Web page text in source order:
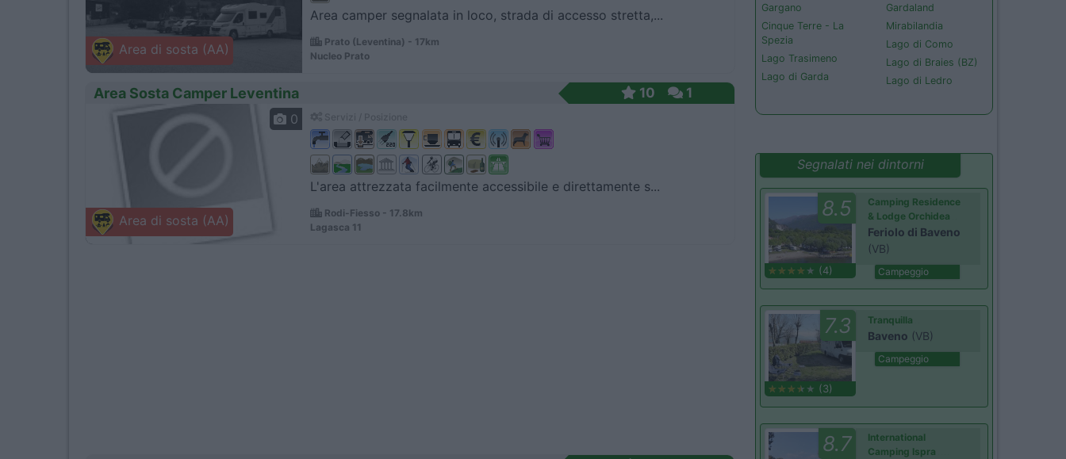
Area di sosta (AA)
Area camper segnalata in loco, strada di accesso stretta,...
Prato (Leventina) - 17km
Nucleo Prato
Area Sosta Camper Leventina 10 1
Area di sosta (AA)
0
L'area attrezzata facilmente accessibile e direttamente s...
Rodi-Fiesso - 17.8km
Lagasca 11
Gargano
Cinque Terre - La
Spezia
Lago Trasimeno
Lago di Garda
Gardaland
Mirabilandia
Lago di Como
Lago di Braies (BZ)
Lago di Ledro
Segnalati nei dintorni
8.5
(4)
Camping Residence
& Lodge Orchidea
Feriolo di Baveno
(VB)
Campeggio
7.3
(3)
Tranquilla
Baveno (VB)
Campeggio
8.7
International
Camping Ispra